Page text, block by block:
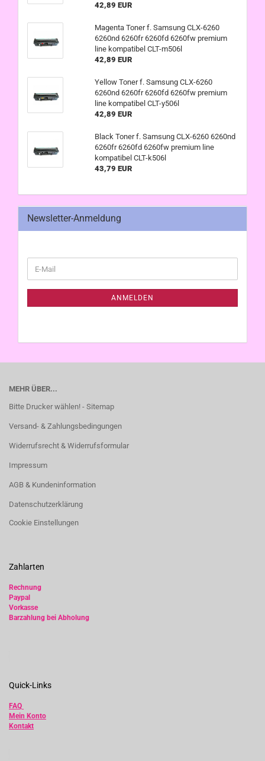
42,89 EUR
Magenta Toner f. Samsung CLX-6260
6260nd 6260fr 6260fd 6260fw premium
line kompatibel CLT-m506l
42,89 EUR
Yellow Toner f. Samsung CLX-6260
6260nd 6260fr 6260fd 6260fw premium
line kompatibel CLT-y506l
42,89 EUR
Black Toner f. Samsung CLX-6260 6260nd
6260fr 6260fd 6260fw premium line
kompatibel CLT-k506l
43,79 EUR
Newsletter-Anmeldung
ZUR
E-
Mail
ANMELDEN
MEHR ÜBER...
Bitte Drucker wählen! - Sitemap
Versand- & Zahlungsbedingungen
Widerrufsrecht & Widerrufsformular
Impressum
AGB & Kundeninformation
Datenschutzerklärung
Cookie Einstellungen
Zahlarten
Rechnung
Paypal
Vorkasse
Barzahlung bei Abholung
Quick-Links
FAQ
Mein Konto
Kontakt